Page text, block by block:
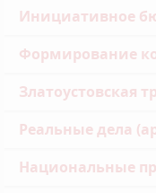
Инициативное
Формирование
Златоустовская
Реальные дела
Национальные